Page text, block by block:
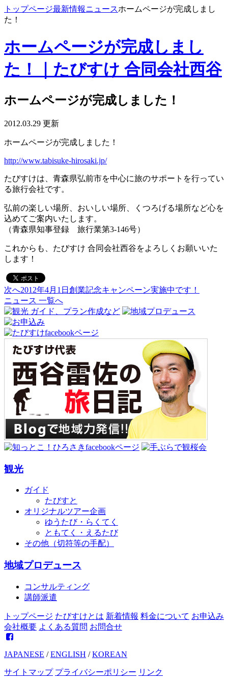
トップページ最新情報ニュースホームページが完成しまし
た！
ホームページが完成しまし
た！｜たびすけ 合同会社西谷
ホームページが完成しました！
2012.03.29 更新
ホームページが完成しました！
http://www.tabisuke-hirosaki.jp/
たびすけは、青森県弘前市を中心に旅のサポートを行ってい
る旅行会社です。
弘前の楽しい場所、おいしい場所、くつろげる場所など心を
込めてご案内いたします。
（青森県知事登録 旅行業第3-146号）
これからも、たびすけ 合同会社西谷をよろしくお願いいた
します！
投
稿
ナ
ビ
ゲ
シ
ョ
ン
次へ2012年4月1日創業記念キャンペーン実施中です！
ニュース 一覧へ
観光
ガイド
たびすと
オリジナルツアー企画
ゆうたび・らくてく
ともてく・えるたび
その他（切符等の手配）
地域プロデュース
コンサルティング
講師派遣
トップページ たびすけとは 新着情報 料金について お申込み
会社概要 よくある質問 お問合せ
JAPANESE /ENGLISH /KOREAN
サイトマップ プライバシーポリシー リンク